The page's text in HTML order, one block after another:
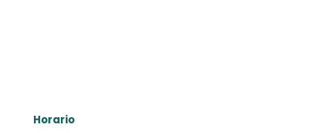
Horario